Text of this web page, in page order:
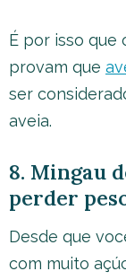
É por isso que
provam que
ser
aveia.
8. Mingau
perder
Desde que
com muito